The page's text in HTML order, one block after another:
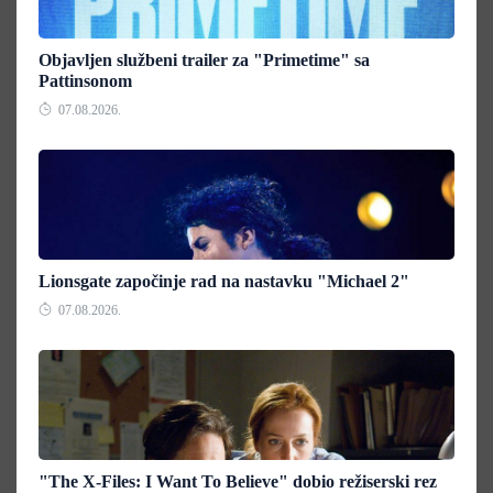
Objavljen službeni trailer za "Primetime" sa
Pattinsonom
07.08.2026.
Lionsgate započinje rad na nastavku "Michael 2"
07.08.2026.
"The X-Files: I Want To Believe" dobio režiserski rez